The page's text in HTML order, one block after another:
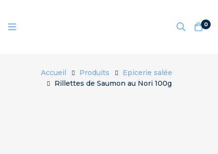
0
Accueil Produits
Epicerie salée
Rillettes de Saumon au Nori 100g